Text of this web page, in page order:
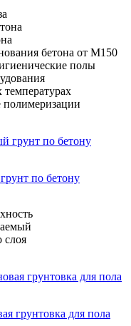
бетона от М150
полы
температурах
полимеризации
по бетону
слоя
грунтовка для пола